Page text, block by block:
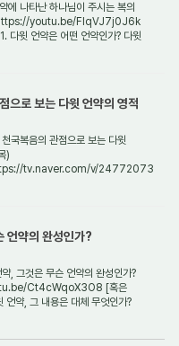
에 나타난 하나님이 주시는 복의
youtu.be/FlqVJ7j0J6k
언약은 어떤 언약인가? 다윗
으로 보는 다윗 언약의 영적
국복음의 관점으로 보는 다윗
)
tv.naver.com/v/24772073
께...
언약의 완성인가?
, 그것은 무슨 언약의 완성인가?
Ct4cWqoX3O8 [혹은
, 그 내용은 대체 무엇인가?